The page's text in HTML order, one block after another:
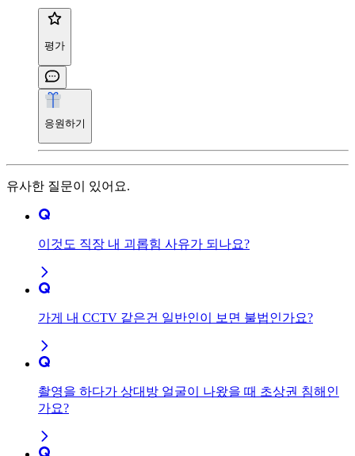
평가
응원하기
유사한 질문이 있어요.
이것도 직장 내 괴롭힘 사유가 되나요?
가게 내 CCTV 같은건 일반인이 보면 불법인가요?
촬영을 하다가 상대방 얼굴이 나왔을 때 초상권 침해인
가요?